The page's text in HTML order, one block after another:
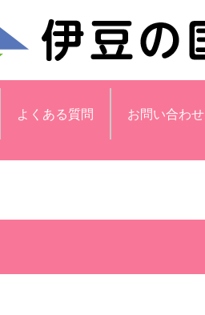
よくある質問 お問い合わせ